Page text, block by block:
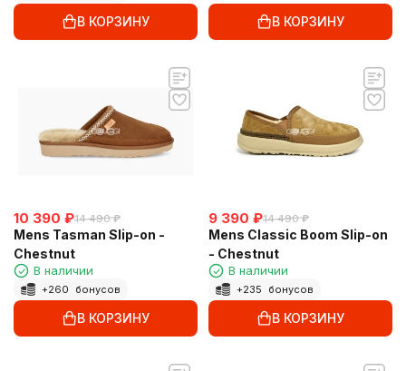
В КОРЗИНУ В КОРЗИНУ
10 390 ₽14 490 ₽
Mens Tasman Slip-on -
Chestnut
В наличии
+260 бонусов
В КОРЗИНУ
9 390 ₽14 490 ₽
Mens Classic Boom Slip-on
- Chestnut
В наличии
+235 бонусов
В КОРЗИНУ